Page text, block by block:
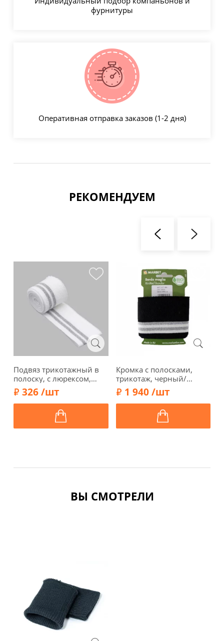
фурнитуры
Оперативная отправка заказов (1-2 дня)
РЕКОМЕНДУЕМ
Подвяз трикотажный в
полоску, с люрексом,
4см*1м, арт. 3AR2873-1,
белый/серебро
326 /шт
Кромка с полосками,
трикотаж, черный/
белый/серый, 137-401
1 940 /шт
ВЫ СМОТРЕЛИ